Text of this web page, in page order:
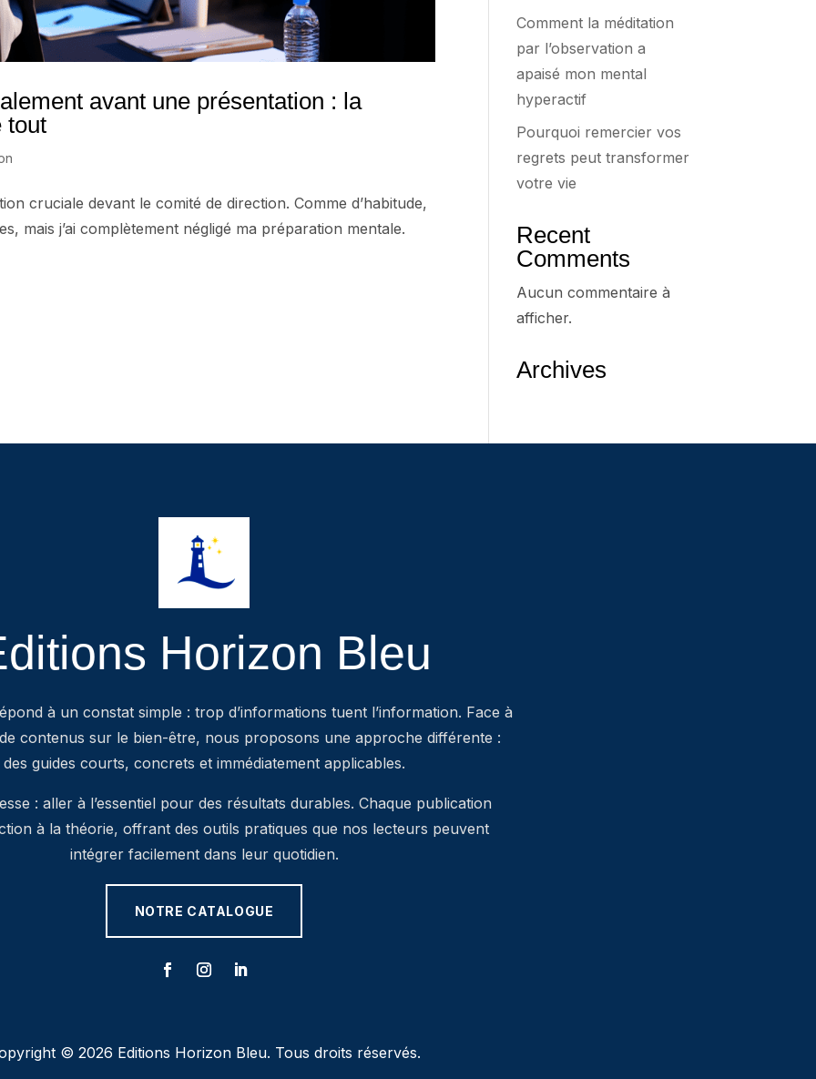
avant une présentation : la
tout
cruciale devant le comité de direction. Comme d’habitude,
mais j’ai complètement négligé ma préparation mentale.
Comment la méditation
par l’observation a
apaisé mon mental
hyperactif
Pourquoi remercier vos
regrets peut transformer
votre vie
Recent
Comments
Aucun commentaire à
afficher.
Archives
Horizon Bleu
à un constat simple : trop d’informations tuent l’information. Face à
contenus sur le bien-être, nous proposons une approche différente :
des guides courts, concrets et immédiatement applicables.
: aller à l’essentiel pour des résultats durables. Chaque publication
à la théorie, offrant des outils pratiques que nos lecteurs peuvent
intégrer facilement dans leur quotidien.
NOTRE CATALOGUE
© 2026 Editions Horizon Bleu. Tous droits réservés.